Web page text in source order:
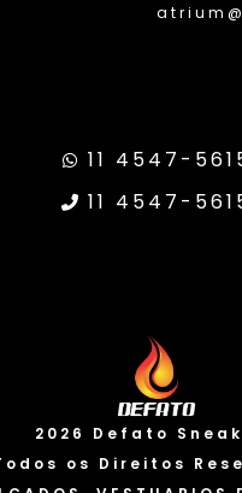
11 4547-
11 4547-
2026 Defato
os Direitos